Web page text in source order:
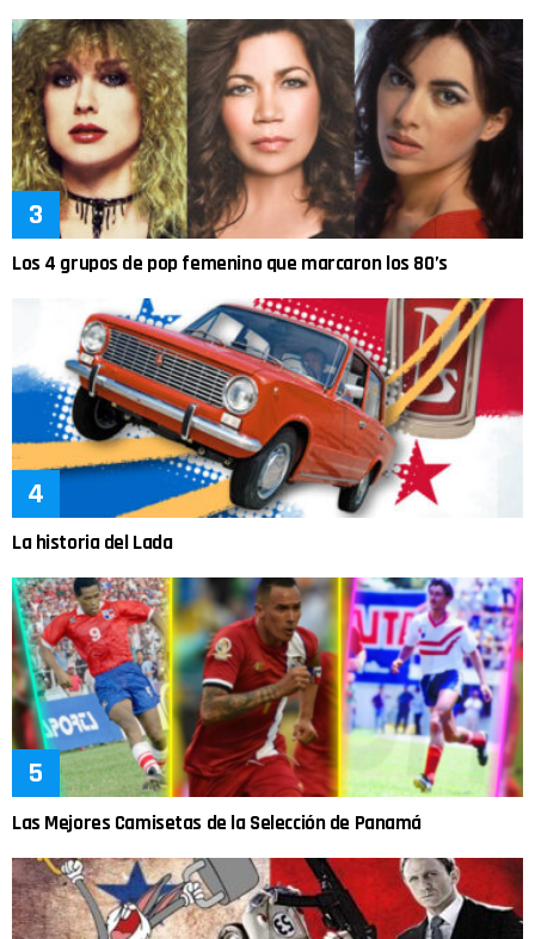
Los 4 grupos de pop femenino que marcaron los 80’s
La historia del Lada
Las Mejores Camisetas de la Selección de Panamá